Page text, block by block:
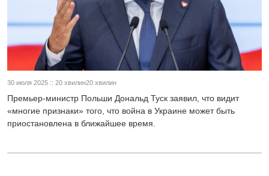
30 июля 2025 :: 20 хвилин20 хвилин
Премьер-министр Польши Дональд Туск заявил, что видит
«многие признаки» того, что война в Украине может быть
приостановлена в ближайшее время.